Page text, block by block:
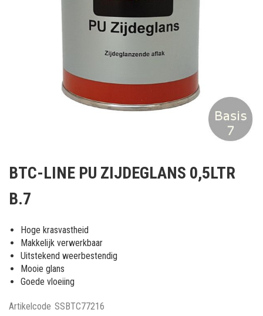
het
van
afbeeldingen-
gallerij
BTC-LINE PU ZIJDEGLANS 0,5LTR
B.7
Hoge krasvastheid
Makkelijk verwerkbaar
Uitstekend weerbestendig
Mooie glans
Goede vloeiing
Artikelcode SSBTC77216